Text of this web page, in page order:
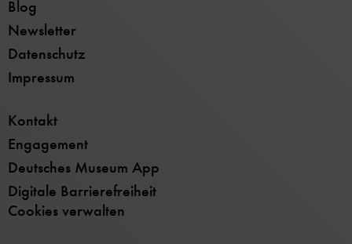
Blog
Newsletter
Datenschutz
Impressum
Kontakt
Engagement
Deutsches Museum App
Digitale Barrierefreiheit
Cookies verwalten